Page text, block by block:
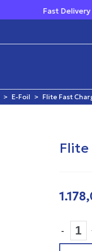
Fast Delivery &
> E-Foil > Flite Fast
Flite
-